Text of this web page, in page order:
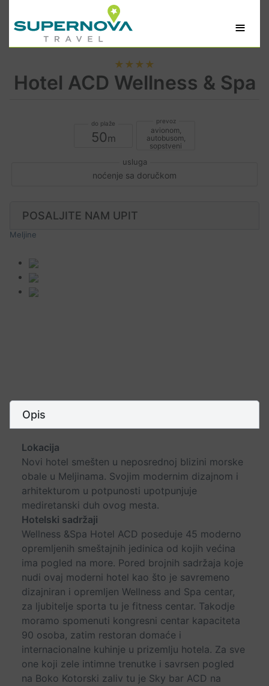
≡
★★★★
Hotel ACD Wellness & Spa
50
avionom,
autobusom,
sopstveni
noćenje sa doručkom
POSALJITE NAM UPIT
Meljine
Opis
Lokacija
Novi hotel smešten u neposrednoj blizini morske
obale u Meljinama. Svojim modernim dizajnom i
arhitekturom u potpunosti upotpunjuje
mediretanski duh ovog mesta.
Hotelski sadržaji
Wellness &Spa Hotel ACD poseduje 45 moderno
opremljenih smeštajnih jedinica od kojih većina
ima pogled na more. Pored brojnih sadržaja koje
nudi ovaj moderni hotel kao što je savremeno
dizajniran i opremljen Wellness and Spa centar,
za ljubitelje sporta tu je fitness centar. Takodje
moramo spomenuti kongresni centar kapaciteta
90 osoba, zatim restoran domaće i
internacionalne kuhinje u prizemlju hotela. Za sve
one koji zele intimne trenutke i savrsen pogled
na Boko Kotorski zaliv tu je Sky bar ACD na